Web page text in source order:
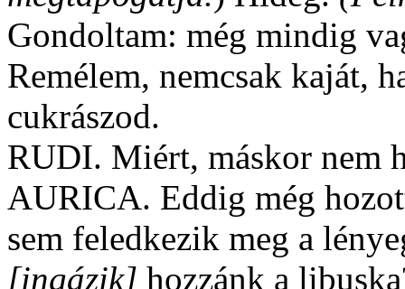
Gondoltam: még mindig
Remélem, nemcsak kaját,
cukrászod.
RUDI. Miért, máskor nem
AURICA. Eddig még
sem feledkezik meg a
[ingázik] hozzánk a